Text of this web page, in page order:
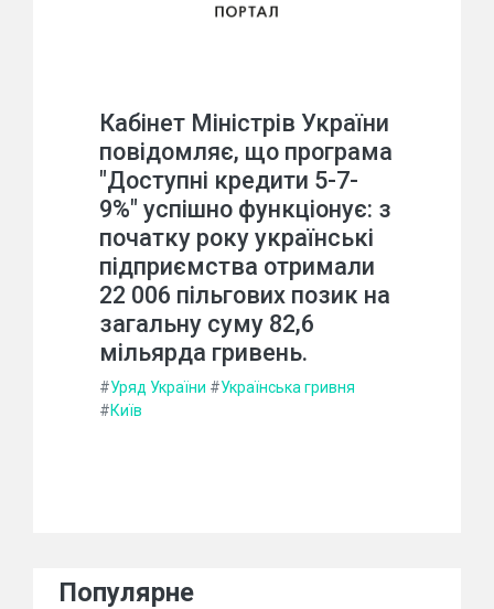
Кабінет Міністрів України
повідомляє, що програма
"Доступні кредити 5-7-
9%" успішно функціонує: з
початку року українські
підприємства отримали
22 006 пільгових позик на
загальну суму 82,6
мільярда гривень.
#Уряд України #Українська гривня
#Київ
Популярне